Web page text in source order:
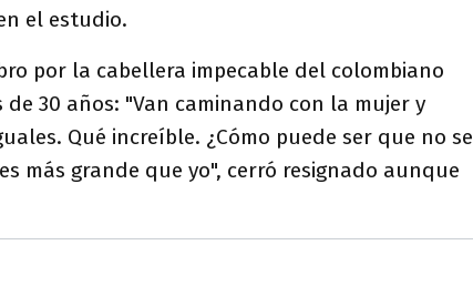
el estudio.
por la cabellera impecable del colombiano
30 años: "Van caminando con la mujer y
Qué increíble. ¿Cómo puede ser que no se
más grande que yo", cerró resignado aunque